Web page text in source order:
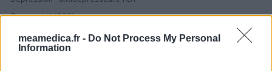
meamedica.fr - Do Not Process My Personal
Information
Risperdal (230)